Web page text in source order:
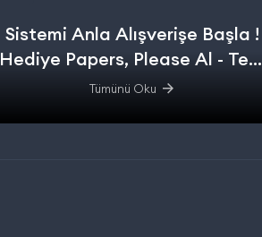
Sistemi Anla Alışverişe Başla !
Hediye Papers, Please Al - Test
Et - Alışverişe başla.
Tümünü Oku